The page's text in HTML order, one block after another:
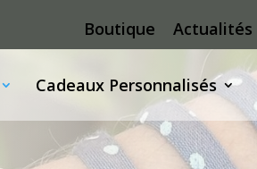
Boutique Actualités
Cadeaux Personnalisés